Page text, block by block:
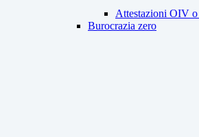
Attestazioni OIV o
Burocrazia zero